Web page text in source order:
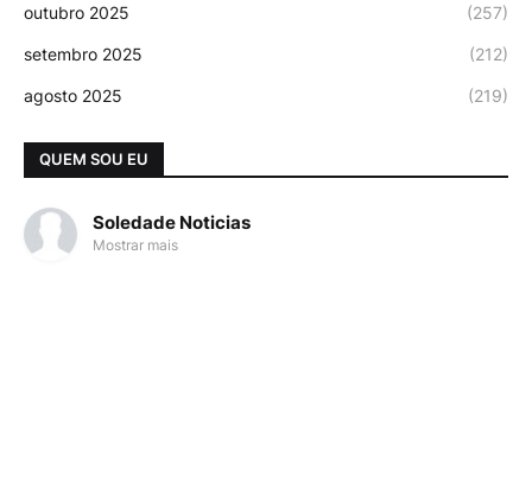
outubro 2025 (257)
setembro 2025 (212)
agosto 2025 (219)
QUEM SOU EU
Soledade Noticias
Mostrar mais